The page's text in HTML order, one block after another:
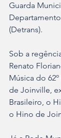
Guarda
(Detrans).
Sob a
Renato
Música do
de Joinville,
Brasileiro, o
o Hino de